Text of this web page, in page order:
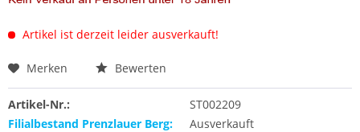
Artikel ist derzeit leider ausverkauft!
Merken Bewerten
Artikel-Nr.:
ST002209
Filialbestand Prenzlauer Berg:
Ausverkauft